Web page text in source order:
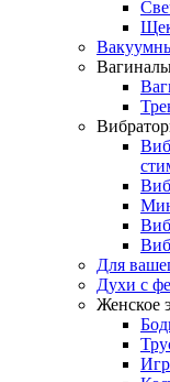
Для
Духи с
Женское